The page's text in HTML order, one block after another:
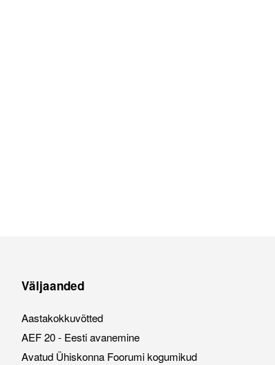
Väljaanded
Aastakokkuvõtted
AEF 20 - Eesti avanemine
Avatud Ühiskonna Foorumi kogumikud